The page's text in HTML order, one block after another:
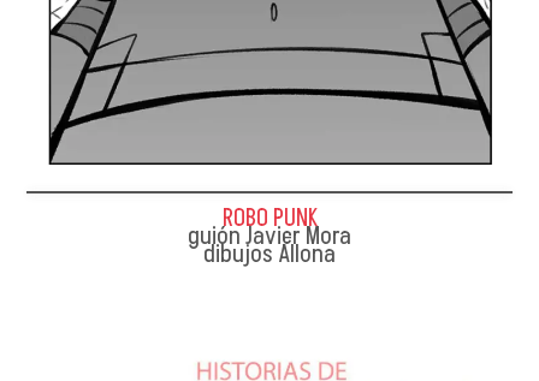
ROBO PUNK
guión Javier Mora
dibujos Allona